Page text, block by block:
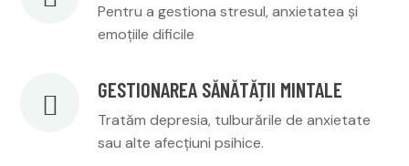
Pentru a gestiona stresul, anxietatea și
emoțiile dificile
GESTIONAREA SĂNĂTĂȚII MINTALE
Tratăm depresia, tulburările de anxietate
sau alte afecțiuni psihice.